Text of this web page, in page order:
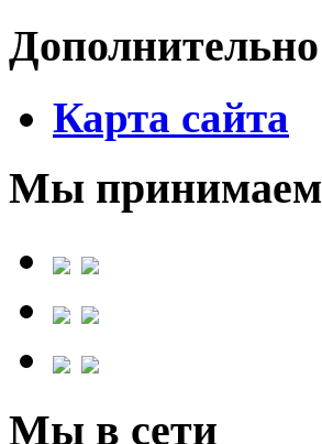
Дополнительно
Карта сайта
Мы принимаем
Мы в сети